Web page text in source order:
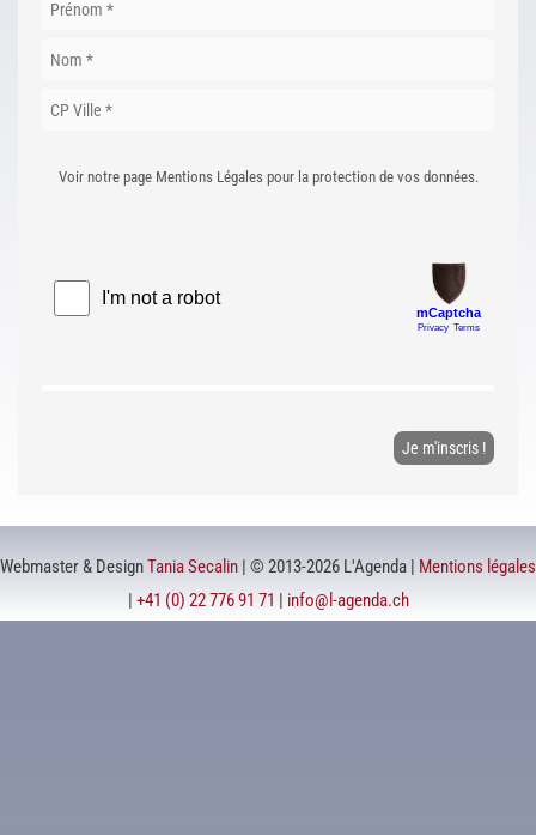
Voir notre page Mentions Légales pour la protection de vos données.
Webmaster & DesignTania Secalin | © 2013-2026 L'Agenda | Mentions légales
+41 (0) 22 776 91 71 info@l-agenda.ch